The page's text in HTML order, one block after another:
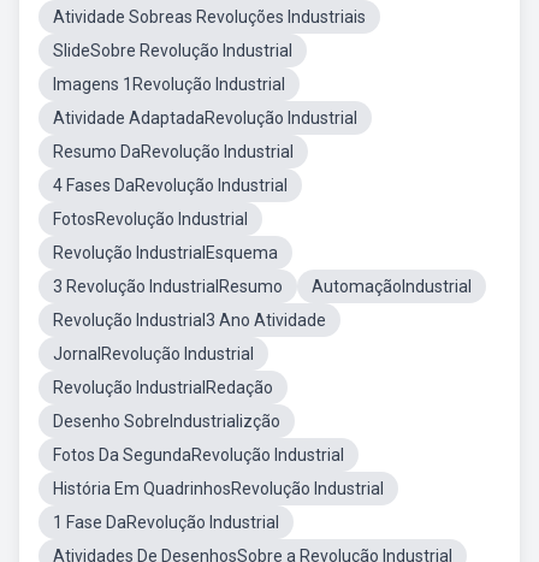
Atividade Sobreas Revoluções Industriais
SlideSobre Revolução Industrial
Imagens 1Revolução Industrial
Atividade AdaptadaRevolução Industrial
Resumo DaRevolução Industrial
4 Fases DaRevolução Industrial
FotosRevolução Industrial
Revolução IndustrialEsquema
3 Revolução IndustrialResumo
AutomaçãoIndustrial
Revolução Industrial3 Ano Atividade
JornalRevolução Industrial
Revolução IndustrialRedação
Desenho SobreIndustrializção
Fotos Da SegundaRevolução Industrial
História Em QuadrinhosRevolução Industrial
1 Fase DaRevolução Industrial
Atividades De DesenhosSobre a Revolução Industrial